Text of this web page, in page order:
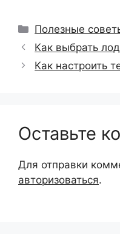
Рубрики
Полезные
Как выбрать
Как настроить
Оставьте
Для отправки
авторизоваться.